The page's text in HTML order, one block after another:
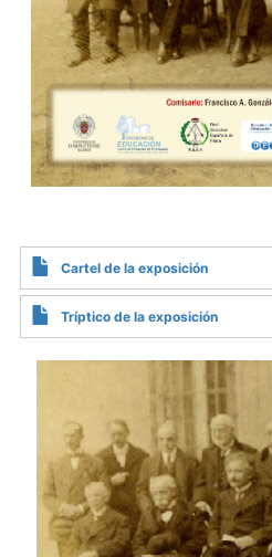
Cartel de la exposición
Tríptico de la exposición